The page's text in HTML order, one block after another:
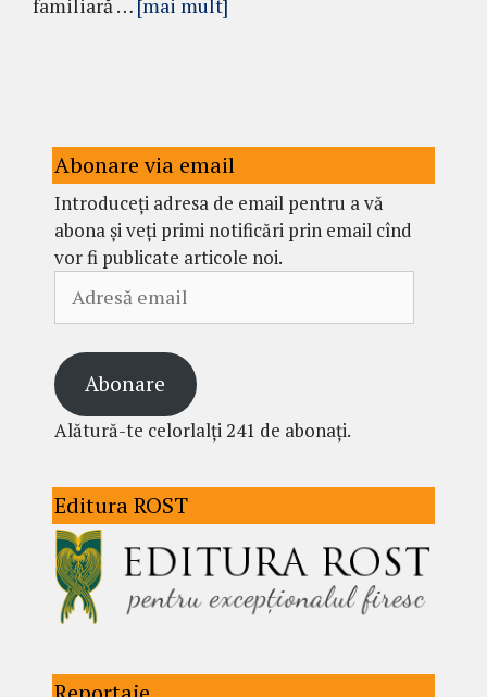
familiară … [mai mult]
Abonare via email
Introduceți adresa de email pentru a vă
abona și veți primi notificări prin email cînd
vor fi publicate articole noi.
email
Abonare
Alătură-te celorlalți 241 de abonați.
Editura ROST